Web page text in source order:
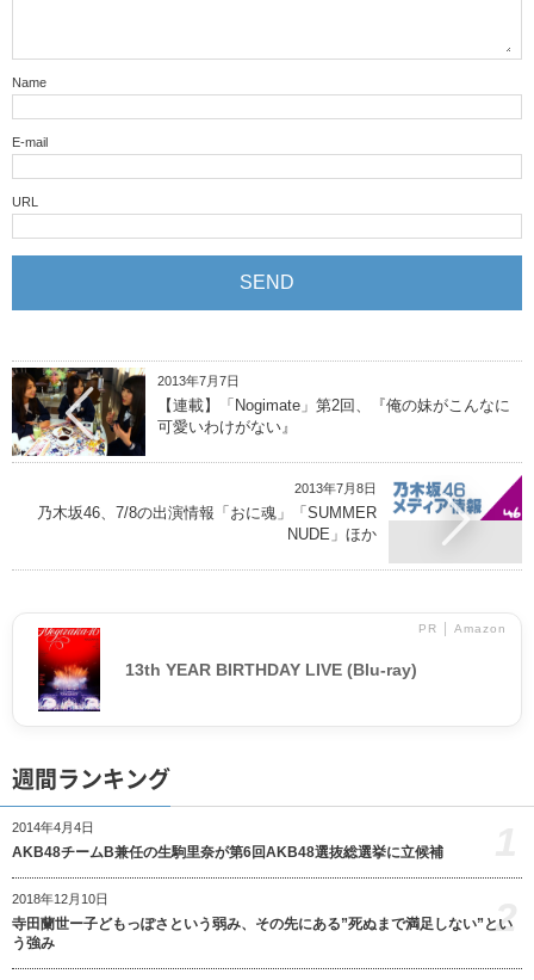
Name
E-mail
URL
2013年7月7日
【連載】「Nogimate」第2回、『俺の妹がこんなに
可愛いわけがない』
2013年7月8日
乃木坂46、7/8の出演情報「おに魂」「SUMMER
NUDE」ほか
PR │ Amazon
13th YEAR BIRTHDAY LIVE (Blu-ray)
週間ランキング
2014年4月4日
AKB48チームB兼任の生駒里奈が第6回AKB48選抜総選挙に立候補
2018年12月10日
寺田蘭世ー子どもっぽさという弱み、その先にある”死ぬまで満足しない”とい
う強み
2